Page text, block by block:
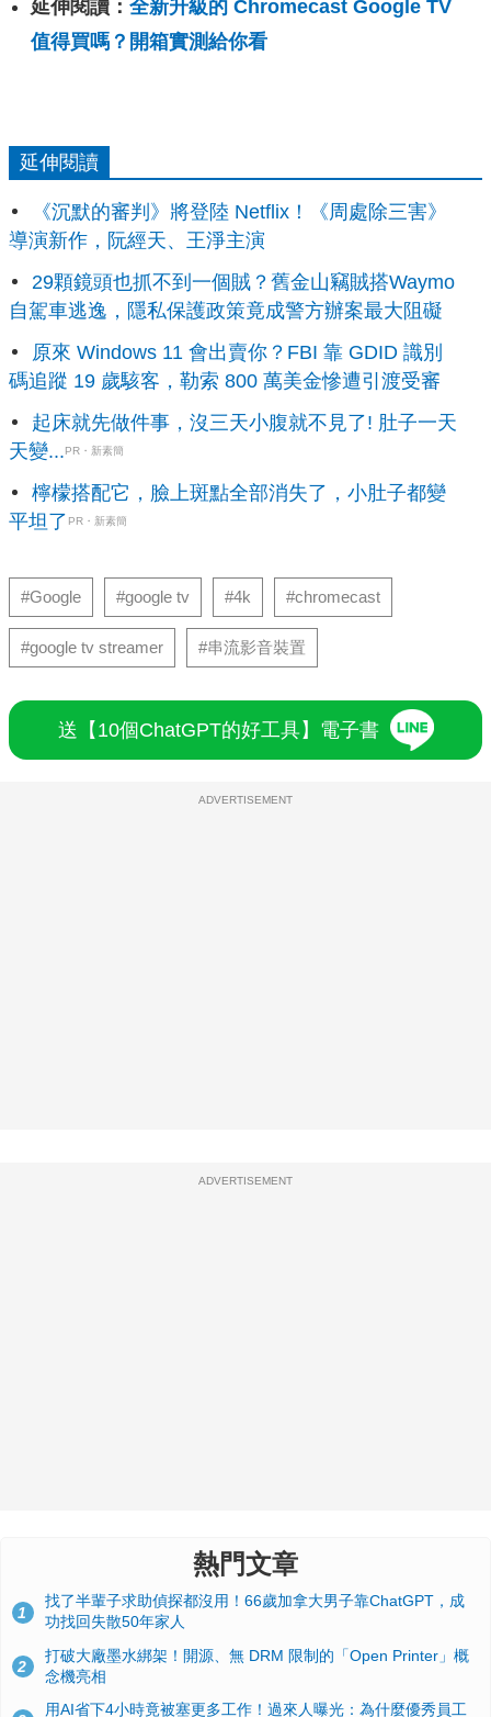
延伸閱讀： 全新升級的 Chromecast Google TV
值得買嗎？開箱實測給你看
延伸閱讀
《沉默的審判》將登陸 Netflix！《周處除三害》
導演新作，阮經天、王淨主演
29顆鏡頭也抓不到一個賊？舊金山竊賊搭Waymo
自駕車逃逸，隱私保護政策竟成警方辦案最大阻礙
原來 Windows 11 會出賣你？FBI 靠 GDID 識別
碼追蹤 19 歲駭客，勒索 800 萬美金慘遭引渡受審
起床就先做件事，沒三天小腹就不見了! 肚子一天
天變...PR・新素簡
檸檬搭配它，臉上斑點全部消失了，小肚子都變
平坦了 PR・新素簡
#Google #google tv #4k #chromecast
#google tv streamer #串流影音裝置
送【10個ChatGPT的好工具】電子書
ADVERTISEMENT
ADVERTISEMENT
熱門文章
1
找了半輩子求助偵探都沒用！66歲加拿大男子靠ChatGPT，成
功找回失散50年家人
2
打破大廠墨水綁架！開源、無 DRM 限制的「Open Printer」概
念機亮相
用AI省下4小時竟被塞更多工作！過來人曝光：為什麼優秀員工